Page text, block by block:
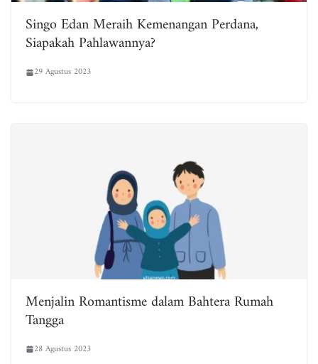
Singo Edan Meraih Kemenangan Perdana,
Siapakah Pahlawannya?
29 Agustus 2023
Menjalin Romantisme dalam Bahtera Rumah
Tangga
28 Agustus 2023